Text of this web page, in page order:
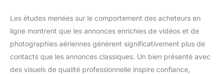
Les études menées sur le comportement des acheteurs en
ligne montrent que les annonces enrichies de vidéos et de
photographies aériennes génèrent significativement plus de
contacts que les annonces classiques. Un bien présenté avec
des visuels de qualité professionnelle inspire confiance,